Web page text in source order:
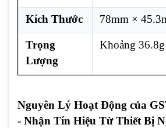
Kích Thước 78mm ×
Trọng
Lượng
Khoảng 36.8g
Nguyên Lý Hoạt Động của
- Nhận Tín Hiệu Từ Thiết Bị